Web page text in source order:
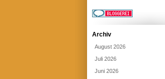
Archiv
August 2026
Juli 2026
Juni 2026